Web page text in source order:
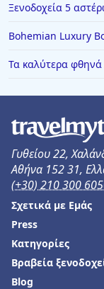
Ξενοδοχεία
Ξενοδοχεία
Ξενοδοχεία
Ξενοδοχεία
Ξενοδοχεία
Ξενοδοχεία
Ξενοδοχεία σε
Ξενοδοχεία
Ξενοδοχεία
Ξενοδοχεία
Ξενοδοχεία 5
Bohemian Luxury
Τα καλύτερα φθηνά
Γυθείου 22,
Αθήνα 152 31,
(+30) 210 300
Σχετικά με Εμάς
Press
Κατηγορίες
Βραβεία
Blog